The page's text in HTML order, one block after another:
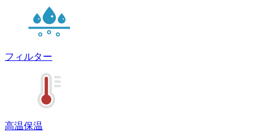
フィルター
高温保温